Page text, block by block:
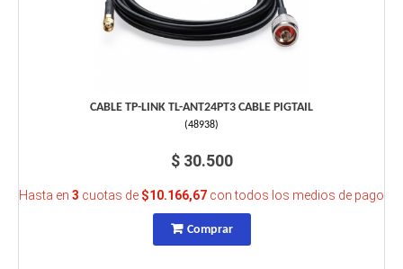
CABLE TP-LINK TL-ANT24PT3 CABLE PIGTAIL
(48938)
$ 30.500
Hasta en 3 cuotas de $10.166,67 con todos los medios de pago
Comprar